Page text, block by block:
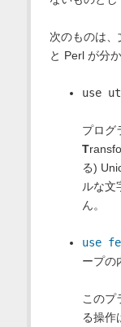
次のものは
と Perl が分
use
プログ
T
る)
ルな文
ん。
use
ープの
このプ
る操作